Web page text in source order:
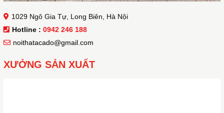
1029 Ngô Gia Tự, Long Biên, Hà Nội
Hotline : 0942 246 188
noithatacado@gmail.com
XƯỞNG SẢN XUẤT